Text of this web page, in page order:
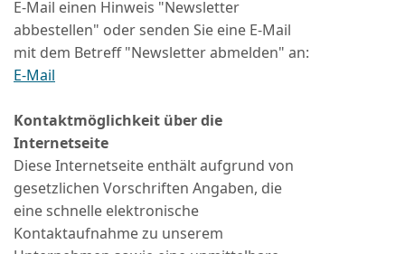
E-Mail einen Hinweis "Newsletter
abbestellen" oder senden Sie eine E-Mail
mit dem Betreff "Newsletter abmelden" an:
E-Mail
Kontaktmöglichkeit über die
Internetseite
Diese Internetseite enthält aufgrund von
gesetzlichen Vorschriften Angaben, die
eine schnelle elektronische
Kontaktaufnahme zu unserem